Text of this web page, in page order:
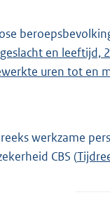
en leeftijd,
uren tot en
werkzame
CBS (E